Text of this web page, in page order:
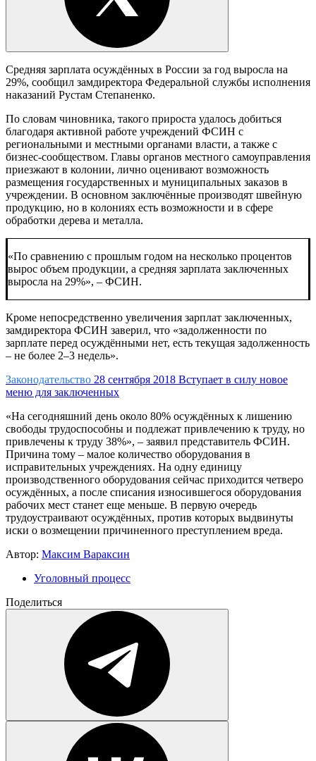
Средняя зарплата осуждённых в России за год выросла на
29%, сообщил замдиректора Федеральной службы исполнения
наказаний Рустам Степаненко.
По словам чиновника, такого прироста удалось добиться
благодаря активной работе учреждений ФСИН с
региональными и местными органами власти, а также с
бизнес-сообществом. Главы органов местного самоуправления
приезжают в колонии, лично оценивают возможность
размещения государственных и муниципальных заказов в
учреждении. В основном заключённые производят швейную
продукцию, но в колониях есть возможности и в сфере
обработки дерева и металла.
«По сравнению с прошлым годом на несколько процентов
вырос объем продукции, а средняя зарплата заключенных
выросла на 29%», – ФСИН.
Кроме непосредственно увеличения зарплат заключенных,
замдиректора ФСИН заверил, что «задолженности по
зарплате перед осуждёнными нет, есть текущая задолженность
– не более 2–3 недель».
Законодательство 28 сентября 2018 Вступает в силу новое
меню для заключенных
«На сегодняшний день около 80% осуждённых к лишению
свободы трудоспособны и подлежат привлечению к труду, но
привлечены к труду 38%», – заявил представитель ФСИН.
Причина тому – малое количество оборудования в
исправительных учреждениях. На одну единицу
производственного оборудования сейчас приходится четверо
осуждённых, а после списания износившегося оборудования
рабочих мест станет еще меньше. В первую очередь
трудоустраивают осуждённых, против которых выдвинуты
иски о возмещении причиненного преступлением вреда.
Автор: Максим Вараксин
Уголовный процесс
Поделиться